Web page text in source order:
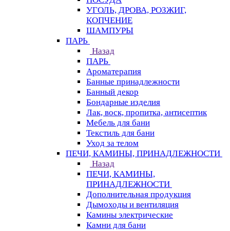
УГОЛЬ, ДРОВА, РОЗЖИГ,
КОПЧЕНИЕ
ШАМПУРЫ
ПАРЬ
Назад
ПАРЬ
Ароматерапия
Банные принадлежности
Банный декор
Бондарные изделия
Лак, воск, пропитка, антисептик
Мебель для бани
Текстиль для бани
Уход за телом
ПЕЧИ, КАМИНЫ, ПРИНАДЛЕЖНОСТИ
Назад
ПЕЧИ, КАМИНЫ,
ПРИНАДЛЕЖНОСТИ
Дополнительная продукция
Дымоходы и вентиляция
Камины электрические
Камни для бани